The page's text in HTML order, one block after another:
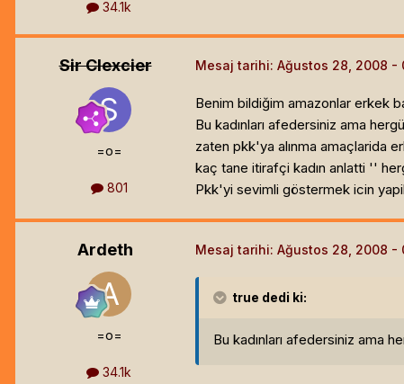
34.1k
Sir Clexcier
=o=
801
Mesaj tarihi: Ağustos 28, 2008
Benim bildiğim amazonlar erkek
Bu kadınları afedersiniz ama
zaten pkk'ya alınma amaçlarida
kaç tane itirafçi kadın anlatti ''
Pkk'yi sevimli göstermek icin
Ardeth
=o=
34.1k
Mesaj tarihi: Ağustos 28, 2008
true dedi ki:
Bu kadınları afedersiniz ama